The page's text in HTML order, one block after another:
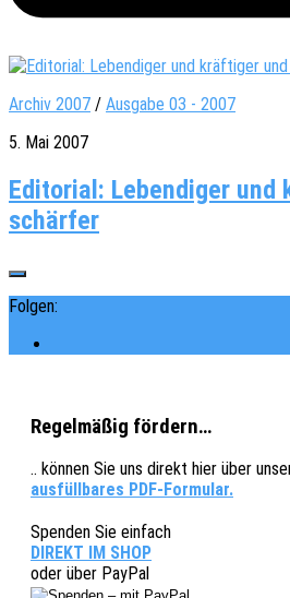
Archiv 2007 / Ausgabe 03 - 2007
5. Mai 2007
Editorial: Lebendiger und
schärfer
Folgen:
Regelmäßig fördern…
.. können Sie uns direkt hier über
ausfüllbares PDF-Formular.
Spenden Sie einfach
DIREKT IM SHOP
oder über PayPal